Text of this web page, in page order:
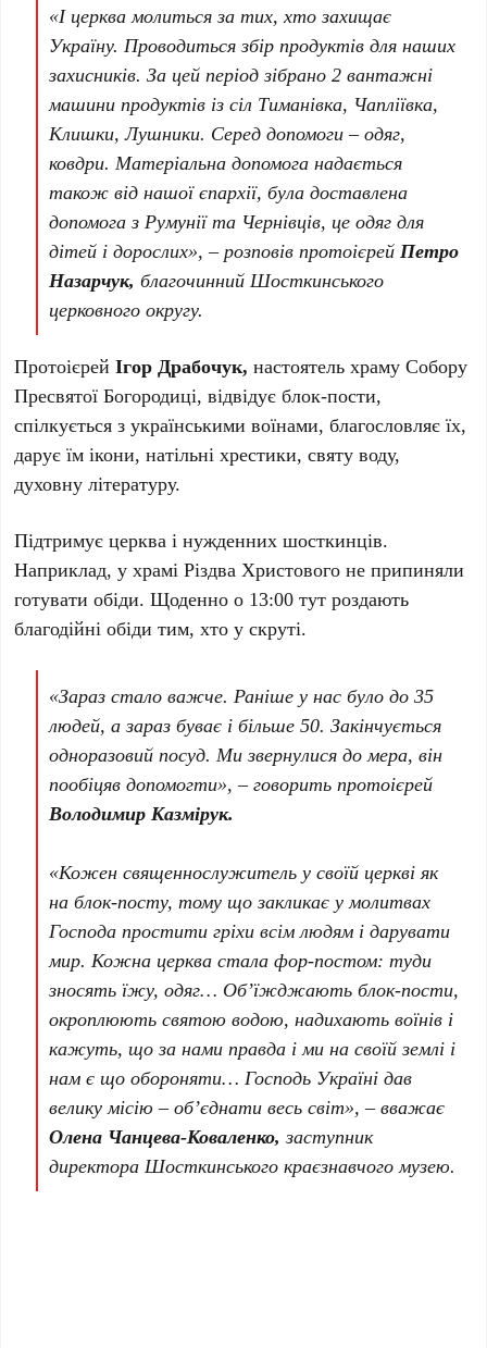
«І церква молиться за тих, хто захищає
Україну. Проводиться збір продуктів для наших
захисників. За цей період зібрано 2 вантажні
машини продуктів із сіл Тиманівка, Чапліївка,
Клишки, Лушники. Серед допомоги – одяг,
ковдри. Матеріальна допомога надається
також від нашої єпархії, була доставлена
допомога з Румунії та Чернівців, це одяг для
дітей і дорослих», – розповів протоієрей Петро
Назарчук, благочинний Шосткинського
церковного округу.
ПротоієрейІгор Драбочук, настоятель храму Собору
Пресвятої Богородиці, відвідує блок-пости,
спілкується з українськими воїнами, благословляє їх,
дарує їм ікони, натільні хрестики, святу воду,
духовну літературу.
Підтримує церква і нужденних шосткинців.
Наприклад, у храмі Різдва Христового не припиняли
готувати обіди. Щоденно о 13:00 тут роздають
благодійні обіди тим, хто у скруті.
«Зараз стало важче. Раніше у нас було до 35
людей, а зараз буває і більше 50. Закінчується
одноразовий посуд. Ми звернулися до мера, він
пообіцяв допомогти», – говорить протоієрей
Володимир Казмірук.
«Кожен священнослужитель у своїй церкві як
на блок-посту, тому що закликає у молитвах
Господа простити гріхи всім людям і дарувати
мир. Кожна церква стала фор-постом: туди
зносять їжу, одяг… Об’їжджають блок-пости,
окроплюють святою водою, надихають воїнів і
кажуть, що за нами правда і ми на своїй землі і
нам є що обороняти… Господь Україні дав
велику місію – об’єднати весь світ», – вважає
Олена Чанцева-Коваленко, заступник
директора Шосткинського краєзнавчого музею.